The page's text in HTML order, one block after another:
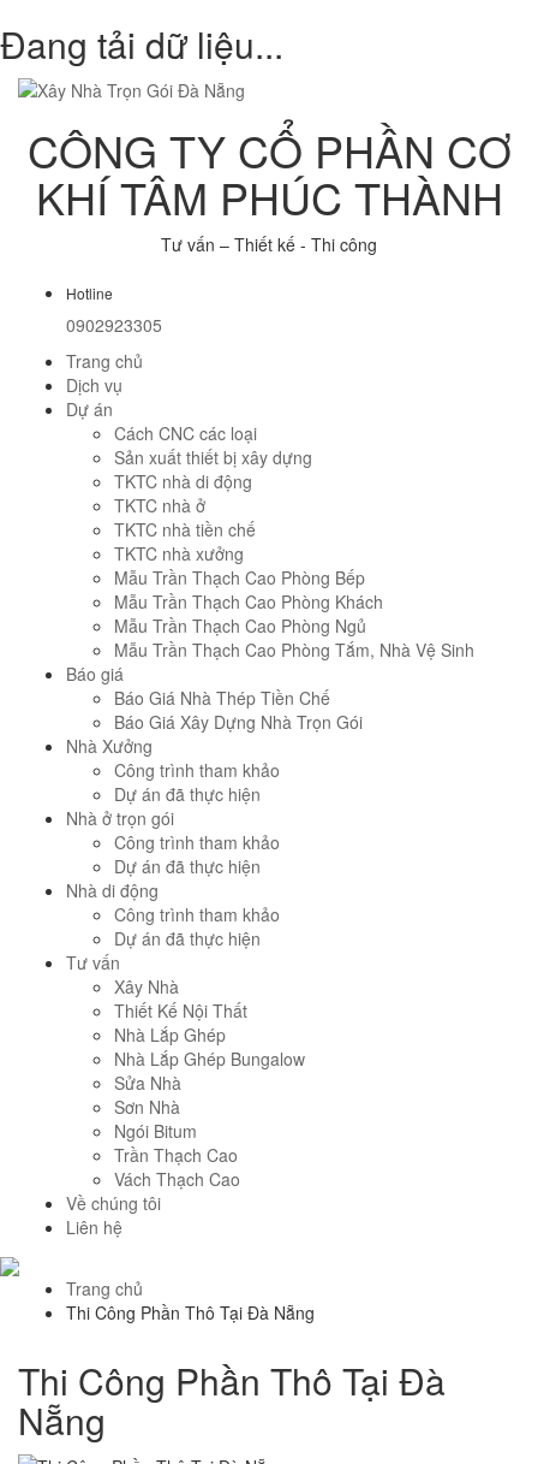
Đang tải dữ liệu...
CÔNG TY CỔ PHẦN CƠ
KHÍ TÂM PHÚC THÀNH
Tư vấn – Thiết kế - Thi công
Hotline
0902923305
Trang chủ
Dịch vụ
Dự án
Cách CNC các loại
Sản xuất thiết bị xây dựng
TKTC nhà di động
TKTC nhà ở
TKTC nhà tiền chế
TKTC nhà xưởng
Mẫu Trần Thạch Cao Phòng Bếp
Mẫu Trần Thạch Cao Phòng Khách
Mẫu Trần Thạch Cao Phòng Ngủ
Mẫu Trần Thạch Cao Phòng Tắm, Nhà Vệ Sinh
Báo giá
Báo Giá Nhà Thép Tiền Chế
Báo Giá Xây Dựng Nhà Trọn Gói
Nhà Xưởng
Công trình tham khảo
Dự án đã thực hiện
Nhà ở trọn gói
Công trình tham khảo
Dự án đã thực hiện
Nhà di động
Công trình tham khảo
Dự án đã thực hiện
Tư vấn
Xây Nhà
Thiết Kế Nội Thất
Nhà Lắp Ghép
Nhà Lắp Ghép Bungalow
Sửa Nhà
Sơn Nhà
Ngói Bitum
Trần Thạch Cao
Vách Thạch Cao
Về chúng tôi
Liên hệ
Trang chủ
Thi Công Phần Thô Tại Đà Nẵng
Thi Công Phần Thô Tại Đà
Nẵng